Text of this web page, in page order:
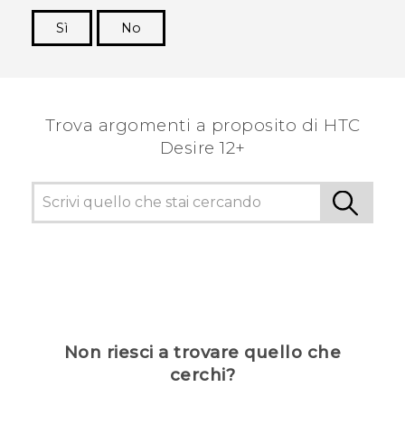
Sì
No
Trova argomenti a proposito di HTC
Desire 12+
Non riesci a trovare quello che
cerchi?